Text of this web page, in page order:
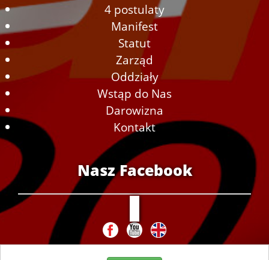
4 postulaty
Manifest
Statut
Zarząd
Oddziały
Wstąp do Nas
Darowizna
Kontakt
Nasz Facebook